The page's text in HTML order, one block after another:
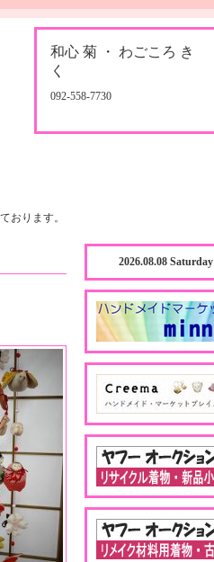
和心 菊 ・ わごころ き
く
092-558-7730
おります。
2026.08.08 Saturday